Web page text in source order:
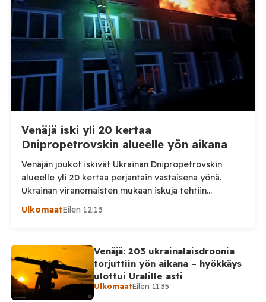
Venäjä iski yli 20 kertaa
Dnipropetrovskin alueelle yön aikana
Venäjän joukot iskivät Ukrainan Dnipropetrovskin
alueelle yli 20 kertaa perjantain vastaisena yönä.
Ukrainan viranomaisten mukaan iskuja tehtiin
drooneilla ja tykistöllä viidelle eri alueelle.
kertoi perjantaiaamuna 7. elokuuta julkaisemassaan
Telegram-päivityksessä, että Venäjän joukot
hyökkäsivät yön aikana yli 20 kertaa viidelle alueelle.
Nikopolin alueella iskuja kohdistui Nikopolin
kaupunkiin sekä […]
UlkomaatEilen 12:13
Venäjä: 203 ukrainalaisdroonia
torjuttiin yön aikana – hyökkäys
ulottui Uralille asti
UlkomaatEilen 11:35